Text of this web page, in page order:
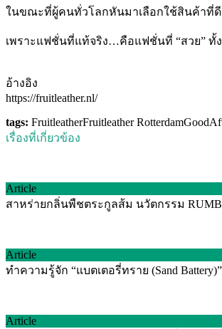
ในขณะที่ผู้คนทั่วโลกหันมาเลือกใช้สินค้าที่ดี
เพราะแฟชั่นที่แท้จริง…คือแฟชั่นที่ “สวย” ทั้
อ้างอิง
https://fruitleather.nl/
tags: FruitleatherFruitleather Rotterdam
เรื่องที่เกี่ยวข้อง
Article
สาหร่ายกลิ่นพืชตระกูลส้ม นวัตกรรม
Article
ทำความรู้จัก “แบตเตอรี่ทราย (Sand
Article